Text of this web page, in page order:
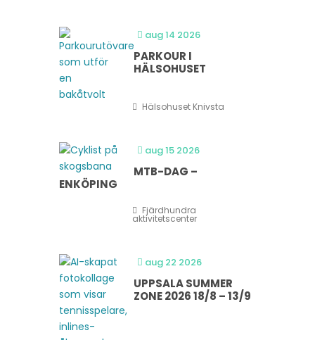
aug 14 2026
PARKOUR I
HÄLSOHUSET
Hälsohuset Knivsta
aug 15 2026
MTB-DAG –
ENKÖPING
Fjärdhundra
aktivitetscenter
aug 22 2026
UPPSALA SUMMER
ZONE 2026 18/8 – 13/9